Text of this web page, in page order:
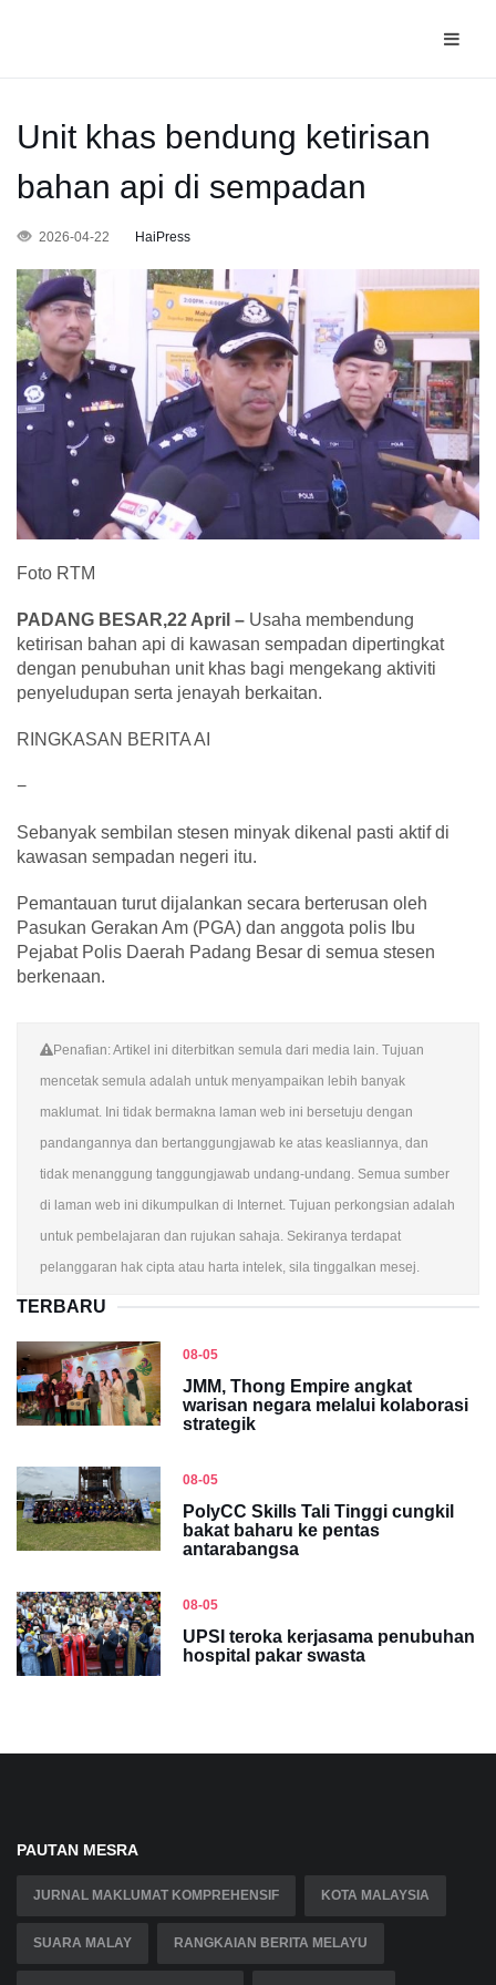
Unit khas bendung ketirisan
bahan api di sempadan
2026-04-22 HaiPress
Foto RTM
PADANG BESAR,22 April – Usaha membendung
ketirisan bahan api di kawasan sempadan dipertingkat
dengan penubuhan unit khas bagi mengekang aktiviti
penyeludupan serta jenayah berkaitan.
RINGKASAN BERITA AI
−
Sebanyak sembilan stesen minyak dikenal pasti aktif di
kawasan sempadan negeri itu.
Pemantauan turut dijalankan secara berterusan oleh
Pasukan Gerakan Am (PGA) dan anggota polis Ibu
Pejabat Polis Daerah Padang Besar di semua stesen
berkenaan.
Penafian: Artikel ini diterbitkan semula dari media lain. Tujuan
mencetak semula adalah untuk menyampaikan lebih banyak
maklumat. Ini tidak bermakna laman web ini bersetuju dengan
pandangannya dan bertanggungjawab ke atas keasliannya, dan
tidak menanggung tanggungjawab undang-undang. Semua sumber
di laman web ini dikumpulkan di Internet. Tujuan perkongsian adalah
untuk pembelajaran dan rujukan sahaja. Sekiranya terdapat
pelanggaran hak cipta atau harta intelek, sila tinggalkan mesej.
TERBARU
08-05
JMM, Thong Empire angkat
warisan negara melalui kolaborasi
strategik
08-05
PolyCC Skills Tali Tinggi cungkil
bakat baharu ke pentas
antarabangsa
08-05
UPSI teroka kerjasama penubuhan
hospital pakar swasta
PAUTAN MESRA
JURNAL MAKLUMAT KOMPREHENSIF KOTA MALAYSIA
SUARA MALAY RANGKAIAN BERITA MELAYU